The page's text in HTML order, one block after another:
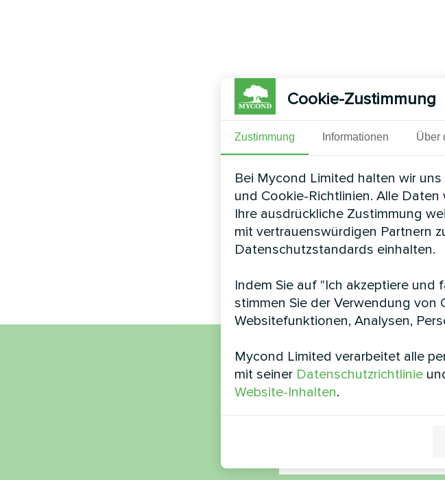
Cookie-Zustimmung
Zustimmung Informationen Über
Bei Mycond Limited halten wir
und Cookie-Richtlinien. Alle
Ihre ausdrückliche Zustimmung
mit vertrauenswürdigen Partnern
Datenschutzstandards einhalten.
Indem Sie auf "Ich akzeptiere und
stimmen Sie der Verwendung von
Websitefunktionen, Analysen,
Mycond Limited verarbeitet alle
mit seiner Datenschutzrichtlinie
Website-Inhalten.